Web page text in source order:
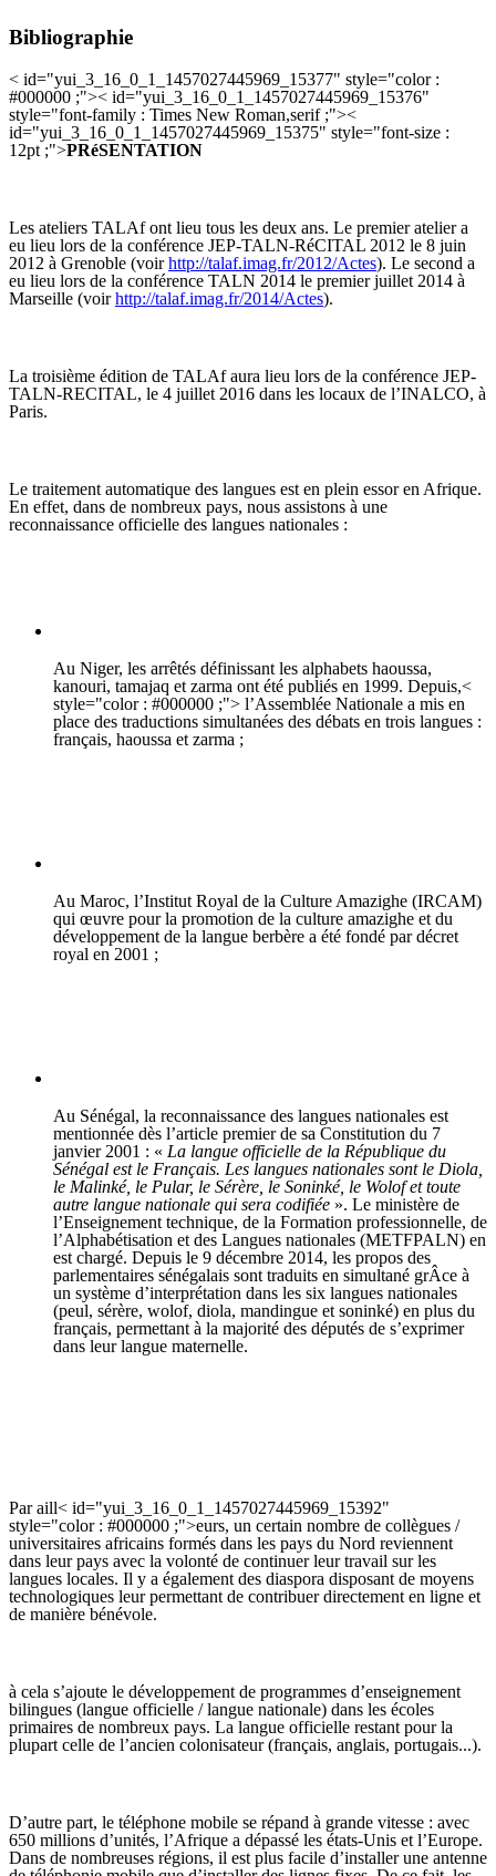
Bibliographie
< id="yui_3_16_0_1_1457027445969_15377" style="color :
#000000 ;">< id="yui_3_16_0_1_1457027445969_15376"
style="font-family : Times New Roman,serif ;"><
id="yui_3_16_0_1_1457027445969_15375" style="font-size :
12pt ;">PRéSENTATION
Les ateliers TALAf ont lieu tous les deux ans. Le premier atelier a
eu lieu lors de la conférence JEP-TALN-RéCITAL 2012 le 8 juin
2012 à Grenoble (voirhttp://talaf.imag.fr/2012/Actes). Le second a
eu lieu lors de la conférence TALN 2014 le premier juillet 2014 à
Marseille (voirhttp://talaf.imag.fr/2014/Actes).
La troisième édition de TALAf aura lieu lors de la conférence JEP-
TALN-RECITAL, le 4 juillet 2016 dans les locaux de l’INALCO, à
Paris.
Le traitement automatique des langues est en plein essor en Afrique.
En effet, dans de nombreux pays, nous assistons à une
reconnaissance officielle des langues nationales :
Au Niger, les arrêtés définissant les alphabets haoussa,
kanouri, tamajaq et zarma ont été publiés en 1999. Depuis,<
style="color : #000000 ;"> l’Assemblée Nationale a mis en
place des traductions simultanées des débats en trois langues :
français, haoussa et zarma ;
Au Maroc, l’Institut Royal de la Culture Amazighe (IRCAM)
qui œuvre pour la promotion de la culture amazighe et du
développement de la langue berbère a été fondé par décret
royal en 2001 ;
Au Sénégal, la reconnaissance des langues nationales est
mentionnée dès l’article premier de sa Constitution du 7
janvier 2001 : « La langue officielle de la République du
Sénégal est le Français. Les langues nationales sont le Diola,
le Malinké, le Pular, le Sérère, le Soninké, le Wolof et toute
autre langue nationale qui sera codifiée ». Le ministère de
l’Enseignement technique, de la Formation professionnelle, de
l’Alphabétisation et des Langues nationales (METFPALN) en
est chargé. Depuis le 9 décembre 2014, les propos des
parlementaires sénégalais sont traduits en simultané grÂce à
un système d’interprétation dans les six langues nationales
(peul, sérère, wolof, diola, mandingue et soninké) en plus du
français, permettant à la majorité des députés de s’exprimer
dans leur langue maternelle.
Par aill< id="yui_3_16_0_1_1457027445969_15392"
style="color : #000000 ;">eurs, un certain nombre de collègues /
universitaires africains formés dans les pays du Nord reviennent
dans leur pays avec la volonté de continuer leur travail sur les
langues locales. Il y a également des diaspora disposant de moyens
technologiques leur permettant de contribuer directement en ligne et
de manière bénévole.
à cela s’ajoute le développement de programmes d’enseignement
bilingues (langue officielle / langue nationale) dans les écoles
primaires de nombreux pays. La langue officielle restant pour la
plupart celle de l’ancien colonisateur (français, anglais, portugais...).
D’autre part, le téléphone mobile se répand à grande vitesse : avec
650 millions d’unités, l’Afrique a dépassé les états-Unis et l’Europe.
Dans de nombreuses régions, il est plus facile d’installer une antenne